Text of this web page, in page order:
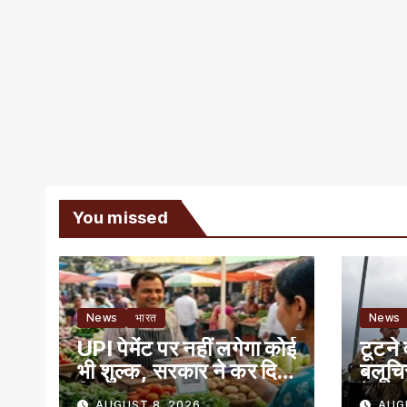
You missed
News भारत
UPI पेमेंट पर नहीं लगेगा कोई
भी शुल्क, सरकार ने कर दिया
क्लियर
News
टूटने
में